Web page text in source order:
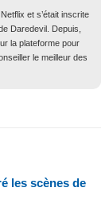
et s’était inscrite
Daredevil. Depuis,
la plateforme pour
le meilleur des
les scènes de